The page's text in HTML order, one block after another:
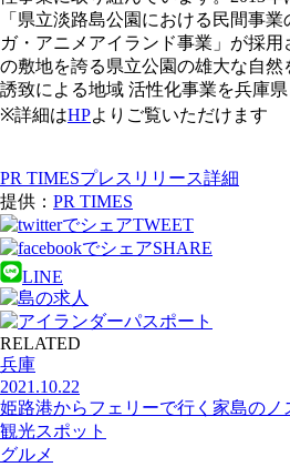
「県立淡路島公園における民間事
ガ・アニメアイランド事業」が採用
の敷地を誇る県立公園の雄大な自
誘致による地域 活性化事業を兵庫県
※詳細はHPよりご覧いただけます
PR TIMESプレスリリース詳細
提供： PR TIMES
TWEET
SHARE
LINE
RELATED
兵庫
2021.10.22
姫路港からフェリーで行く家島のノ
観光スポット
グルメ